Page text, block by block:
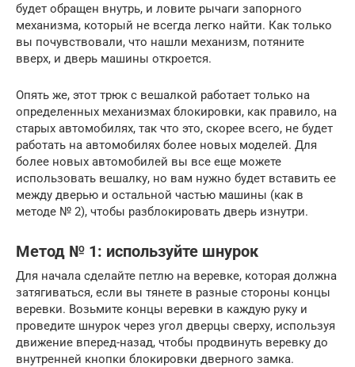
будет обращен внутрь, и ловите рычаги запорного
механизма, который не всегда легко найти. Как только
вы почувствовали, что нашли механизм, потяните
вверх, и дверь машины откроется.
Опять же, этот трюк с вешалкой работает только на
определенных механизмах блокировки, как правило, на
старых автомобилях, так что это, скорее всего, не будет
работать на автомобилях более новых моделей. Для
более новых автомобилей вы все еще можете
использовать вешалку, но вам нужно будет вставить ее
между дверью и остальной частью машины (как в
методе № 2), чтобы разблокировать дверь изнутри.
Метод № 1: используйте шнурок
Для начала сделайте петлю на веревке, которая должна
затягиваться, если вы тянете в разные стороны концы
веревки. Возьмите концы веревки в каждую руку и
проведите шнурок через угол дверцы сверху, используя
движение вперед-назад, чтобы продвинуть веревку до
внутренней кнопки блокировки дверного замка.